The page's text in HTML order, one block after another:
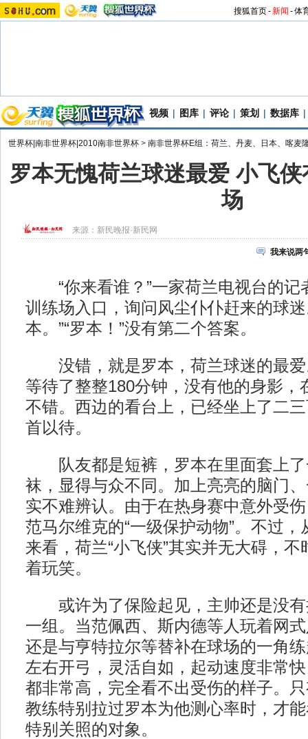
搜狐首页-新闻 -体
视频 | 图库 | 评论 | 策划 | 数据库 |
世界杯|南非世界杯|2010南非世界杯 > 南非世界杯E组：荷兰、丹麦、日本、喀麦
罗本无愧荷兰球迷最爱 小飞
场
来源： 新民晚报·新民网
我来说两
“你来看谁？”一家荷兰电视台的记
训练场入口，询问风尘仆仆赶来的球
本。”“罗本！”没有第二个答案。
没错，就是罗本，荷兰球迷的最爱
等待了整整180分钟，没有他的身影，
不错。西边的看台上，已经坐上了二
首以待。
队友都是短裤，罗本在里面套上了
袜，显得与众不同。加上亮亮的脑门
实不难辨认。由于在热身赛中意外受
范马尔维克的“一级保护动物”。不过
来看，荷兰“小飞侠”其实并无大碍，
着玩笑。
或许为了保险起见，主帅还是没有
一组。当范佩西、斯内德等人玩着网
还是与亨特拉尔等替补在球场的一角
左右开弓，灵活自如，起动速度非常
都非常高，完全看不出受伤的样子。
教练特别拉过罗本为他测心率时，才
特别关照的对象。